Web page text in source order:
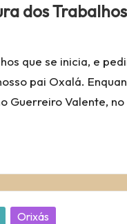
dos
que se inicia, e
pai Oxalá.
Guerreiro Valente,
Orixás